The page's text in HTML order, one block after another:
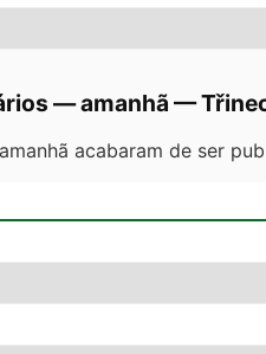
— amanhã —
acabaram de ser